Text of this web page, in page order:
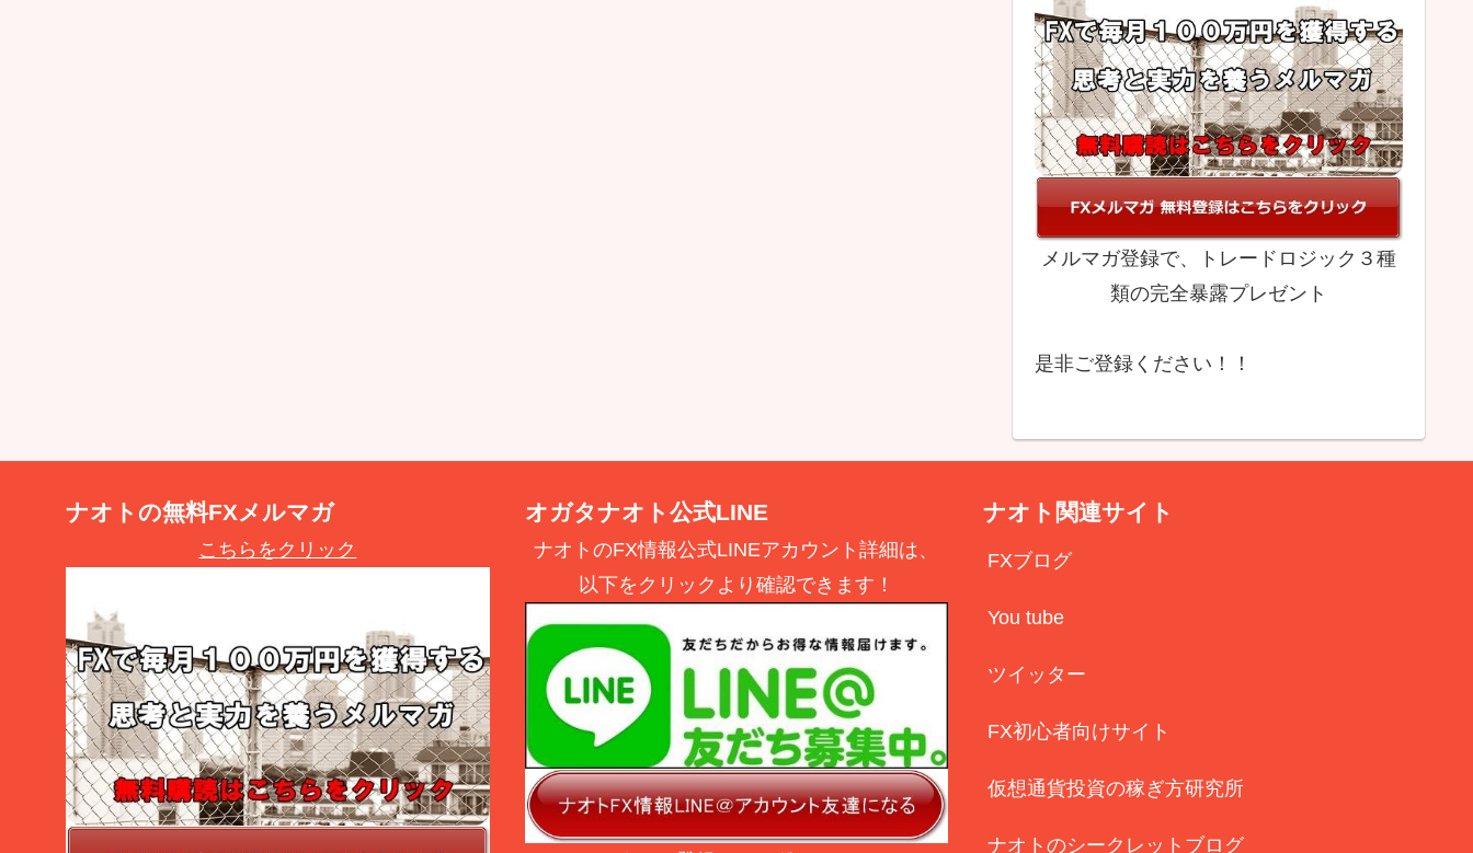
メルマガ登録で、トレードロジック３種
類の完全暴露プレゼント
是非ご登録ください！！
ナオトの無料FXメルマガ
こちらをクリック
オガタナオト公式LINE
ナオトのFX情報公式LINEアカウント詳細は、
以下をクリックより確認できます！
ナオト関連サイト
FXブログ
You tube
ツイッター
FX初心者向けサイト
仮想通貨投資の稼ぎ方研究所
ナオトのシークレットブログ